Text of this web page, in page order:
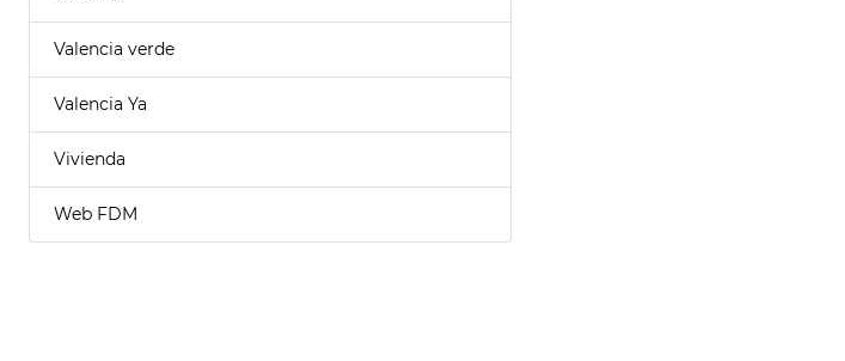
Valencia verde
Valencia Ya
Vivienda
Web FDM